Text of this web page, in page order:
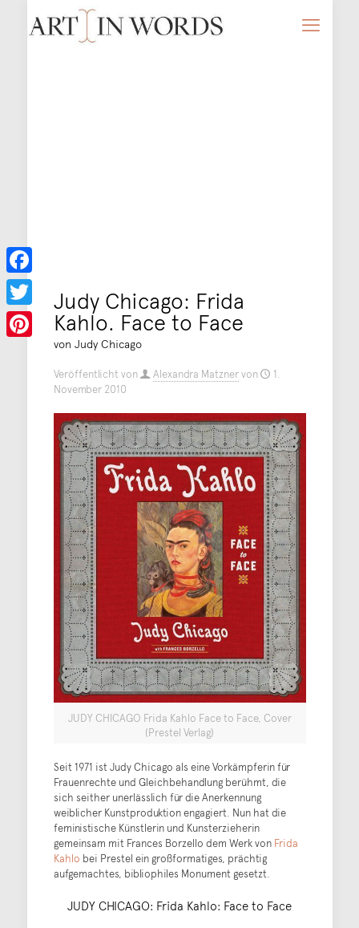
Judy Chicago: Frida
Kahlo. Face to Face
von Judy Chicago
Veröffentlicht von Alexandra Matznervon
1.
November 2010
JUDY CHICAGO Frida Kahlo Face to Face, Cover
(Prestel Verlag)
Seit 1971 ist Judy Chicago als eine Vorkämpferin für
Frauenrechte und Gleichbehandlung berühmt, die
sich seither unerlässlich für die Anerkennung
weiblicher Kunstproduktion engagiert. Nun hat die
feministische Künstlerin und Kunsterzieherin
gemeinsam mit Frances Borzello dem Werk von Frida
Kahlo bei Prestel ein großformatiges, prächtig
aufgemachtes, bibliophiles Monument gesetzt.
JUDY CHICAGO: Frida Kahlo: Face to Face
Facebook
Twitter